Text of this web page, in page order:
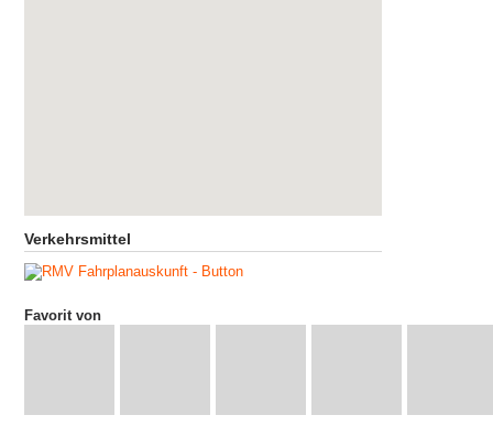
Verkehrsmittel
Favorit von